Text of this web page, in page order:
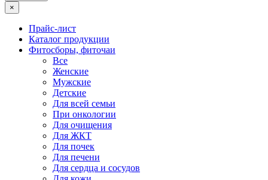
×
Прайс-лист
Каталог продукции
Фитосборы, фиточаи
Все
Женские
Мужские
Детские
Для всей семьи
При онкологии
Для очищения
Для ЖКТ
Для почек
Для печени
Для сердца и сосудов